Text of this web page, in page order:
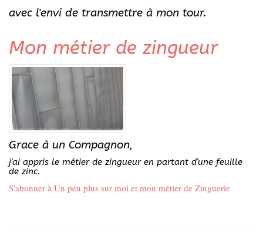
avec l'envi de transmettre à mon tour.
Mon métier de zingueur
Grace à un Compagnon,
j'ai appris le métier de zingueur en partant d'une feuille
de zinc.
S'abonner à Un peu plus sur moi et mon métier de Zinguerie